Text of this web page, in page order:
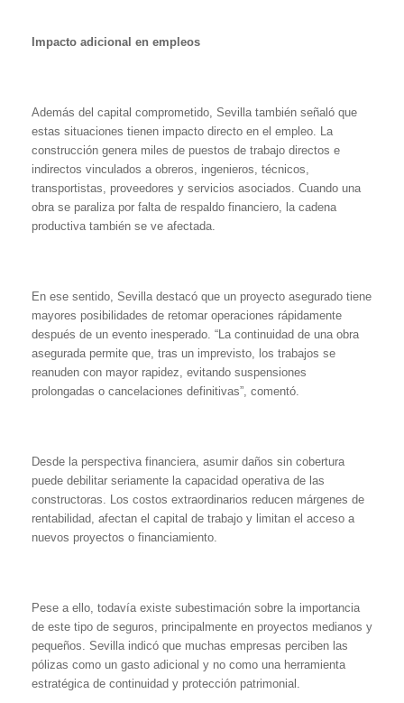
Impacto adicional en empleos
Además del capital comprometido, Sevilla también señaló que
estas situaciones tienen impacto directo en el empleo. La
construcción genera miles de puestos de trabajo directos e
indirectos vinculados a obreros, ingenieros, técnicos,
transportistas, proveedores y servicios asociados. Cuando una
obra se paraliza por falta de respaldo financiero, la cadena
productiva también se ve afectada.
En ese sentido, Sevilla destacó que un proyecto asegurado tiene
mayores posibilidades de retomar operaciones rápidamente
después de un evento inesperado. “La continuidad de una obra
asegurada permite que, tras un imprevisto, los trabajos se
reanuden con mayor rapidez, evitando suspensiones
prolongadas o cancelaciones definitivas”, comentó.
Desde la perspectiva financiera, asumir daños sin cobertura
puede debilitar seriamente la capacidad operativa de las
constructoras. Los costos extraordinarios reducen márgenes de
rentabilidad, afectan el capital de trabajo y limitan el acceso a
nuevos proyectos o financiamiento.
Pese a ello, todavía existe subestimación sobre la importancia
de este tipo de seguros, principalmente en proyectos medianos y
pequeños. Sevilla indicó que muchas empresas perciben las
pólizas como un gasto adicional y no como una herramienta
estratégica de continuidad y protección patrimonial.